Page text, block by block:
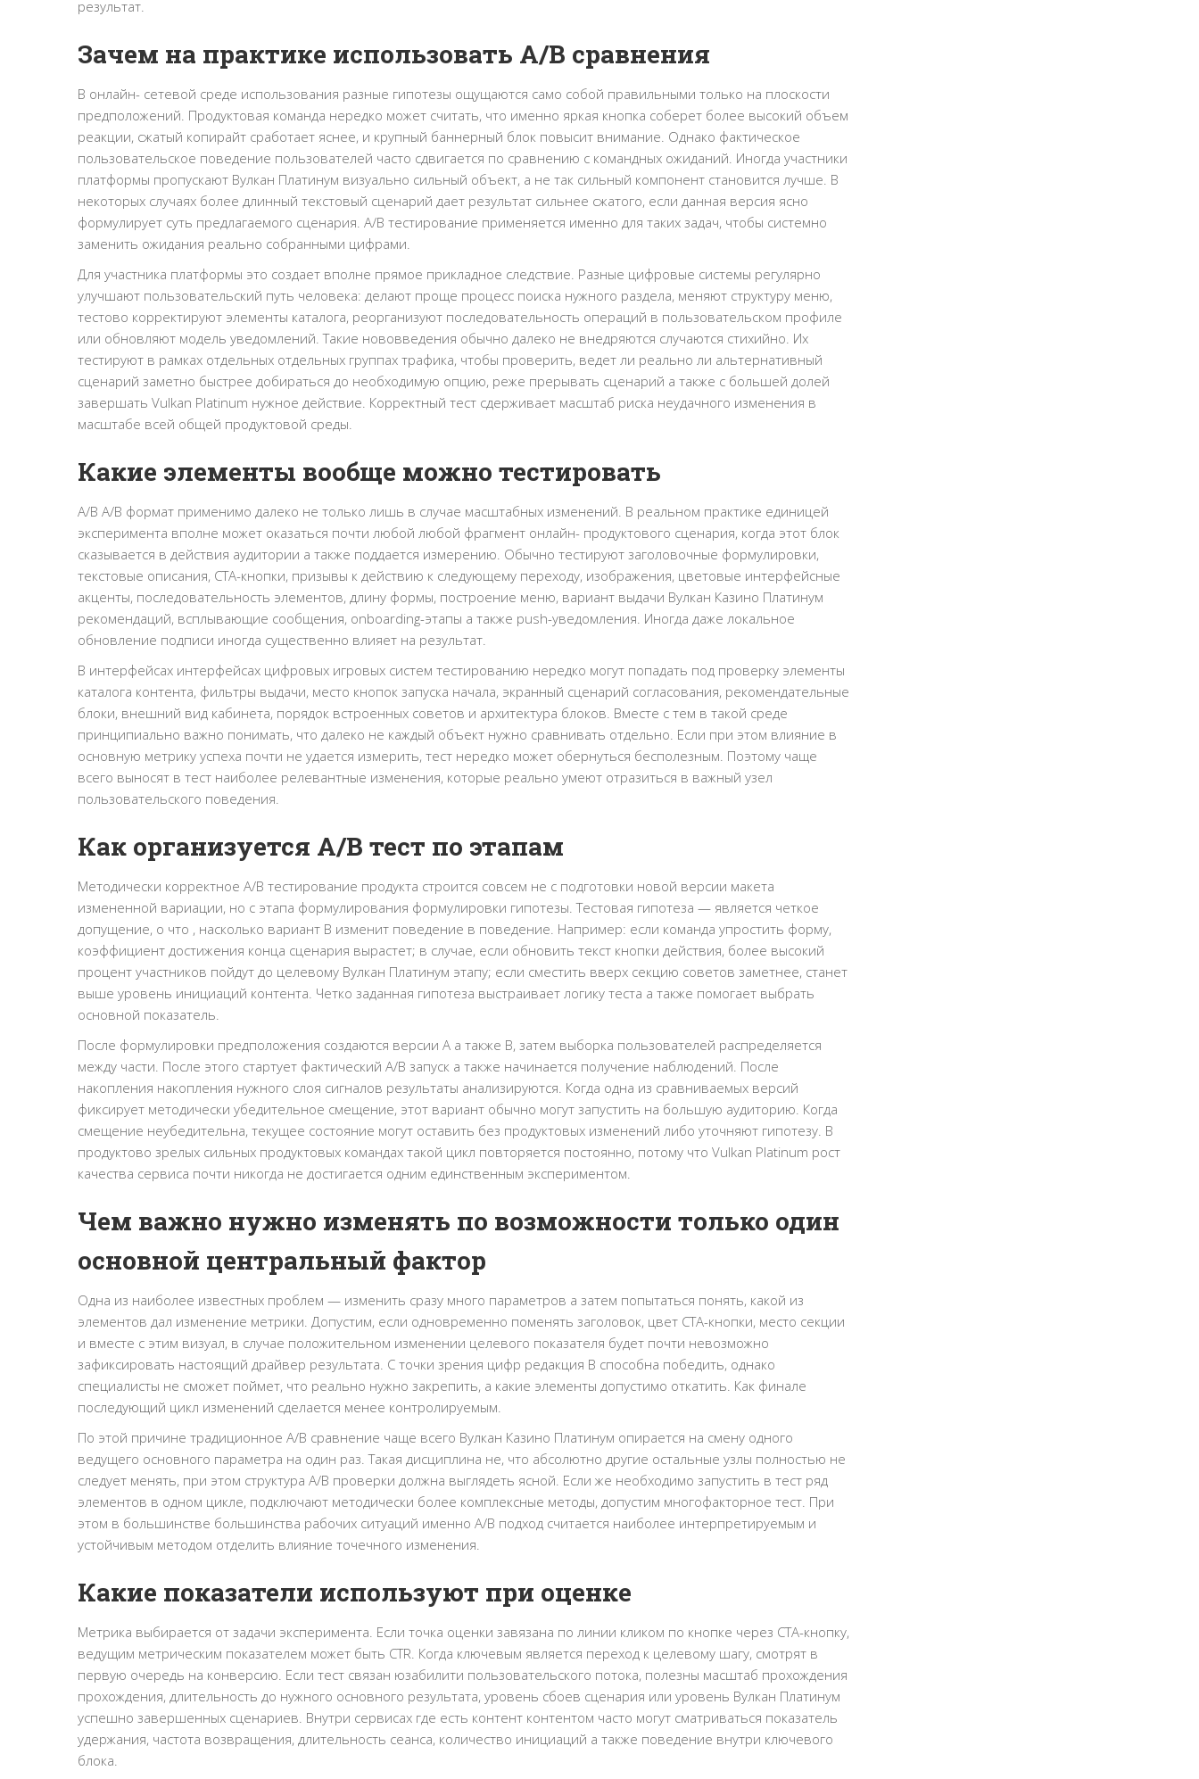
результат.
Зачем на практике использовать A/B сравнения
В онлайн- сетевой среде использования разные гипотезы ощущаются само собой правильными только на плоскости
предположений. Продуктовая команда нередко может считать, что именно яркая кнопка соберет более высокий объем
реакции, сжатый копирайт сработает яснее, и крупный баннерный блок повысит внимание. Однако фактическое
пользовательское поведение пользователей часто сдвигается по сравнению с командных ожиданий. Иногда участники
платформы пропускают Вулкан Платинум визуально сильный объект, а не так сильный компонент становится лучше. В
некоторых случаях более длинный текстовый сценарий дает результат сильнее сжатого, если данная версия ясно
формулирует суть предлагаемого сценария. A/B тестирование применяется именно для таких задач, чтобы системно
заменить ожидания реально собранными цифрами.
Для участника платформы это создает вполне прямое прикладное следствие. Разные цифровые системы регулярно
улучшают пользовательский путь человека: делают проще процесс поиска нужного раздела, меняют структуру меню,
тестово корректируют элементы каталога, реорганизуют последовательность операций в пользовательском профиле
или обновляют модель уведомлений. Такие нововведения обычно далеко не внедряются случаются стихийно. Их
тестируют в рамках отдельных отдельных группах трафика, чтобы проверить, ведет ли реально ли альтернативный
сценарий заметно быстрее добираться до необходимую опцию, реже прерывать сценарий а также с большей долей
завершать Vulkan Platinum нужное действие. Корректный тест сдерживает масштаб риска неудачного изменения в
масштабе всей общей продуктовой среды.
Какие элементы вообще можно тестировать
A/B A/B формат применимо далеко не только лишь в случае масштабных изменений. В реальном практике единицей
эксперимента вполне может оказаться почти любой любой фрагмент онлайн- продуктового сценария, когда этот блок
сказывается в действия аудитории а также поддается измерению. Обычно тестируют заголовочные формулировки,
текстовые описания, CTA-кнопки, призывы к действию к следующему переходу, изображения, цветовые интерфейсные
акценты, последовательность элементов, длину формы, построение меню, вариант выдачи Вулкан Казино Платинум
рекомендаций, всплывающие сообщения, onboarding-этапы а также push-уведомления. Иногда даже локальное
обновление подписи иногда существенно влияет на результат.
В интерфейсах интерфейсах цифровых игровых систем тестированию нередко могут попадать под проверку элементы
каталога контента, фильтры выдачи, место кнопок запуска начала, экранный сценарий согласования, рекомендательные
блоки, внешний вид кабинета, порядок встроенных советов и архитектура блоков. Вместе с тем в такой среде
принципиально важно понимать, что далеко не каждый объект нужно сравнивать отдельно. Если при этом влияние в
основную метрику успеха почти не удается измерить, тест нередко может обернуться бесполезным. Поэтому чаще
всего выносят в тест наиболее релевантные изменения, которые реально умеют отразиться в важный узел
пользовательского поведения.
Как организуется A/B тест по этапам
Методически корректное A/B тестирование продукта строится совсем не с подготовки новой версии макета
измененной вариации, но с этапа формулирования формулировки гипотезы. Тестовая гипотеза — является четкое
допущение, о что , насколько вариант B изменит поведение в поведение. Например: если команда упростить форму,
коэффициент достижения конца сценария вырастет; в случае, если обновить текст кнопки действия, более высокий
процент участников пойдут до целевому Вулкан Платинум этапу; если сместить вверх секцию советов заметнее, станет
выше уровень инициаций контента. Четко заданная гипотеза выстраивает логику теста а также помогает выбрать
основной показатель.
После формулировки предположения создаются версии A а также B, затем выборка пользователей распределяется
между части. После этого стартует фактический A/B запуск а также начинается получение наблюдений. После
накопления накопления нужного слоя сигналов результаты анализируются. Когда одна из сравниваемых версий
фиксирует методически убедительное смещение, этот вариант обычно могут запустить на большую аудиторию. Когда
смещение неубедительна, текущее состояние могут оставить без продуктовых изменений либо уточняют гипотезу. В
продуктово зрелых сильных продуктовых командах такой цикл повторяется постоянно, потому что Vulkan Platinum рост
качества сервиса почти никогда не достигается одним единственным экспериментом.
Чем важно нужно изменять по возможности только один
основной центральный фактор
Одна из наиболее известных проблем — изменить сразу много параметров а затем попытаться понять, какой из
элементов дал изменение метрики. Допустим, если одновременно поменять заголовок, цвет CTA-кнопки, место секции
и вместе с этим визуал, в случае положительном изменении целевого показателя будет почти невозможно
зафиксировать настоящий драйвер результата. С точки зрения цифр редакция B способна победить, однако
специалисты не сможет поймет, что реально нужно закрепить, а какие элементы допустимо откатить. Как финале
последующий цикл изменений сделается менее контролируемым.
По этой причине традиционное A/B сравнение чаще всего Вулкан Казино Платинум опирается на смену одного
ведущего основного параметра на один раз. Такая дисциплина не, что абсолютно другие остальные узлы полностью не
следует менять, при этом структура A/B проверки должна выглядеть ясной. Если же необходимо запустить в тест ряд
элементов в одном цикле, подключают методически более комплексные методы, допустим многофакторное тест. При
этом в большинстве большинства рабочих ситуаций именно A/B подход считается наиболее интерпретируемым и
устойчивым методом отделить влияние точечного изменения.
Какие показатели используют при оценке
Метрика выбирается от задачи эксперимента. Если точка оценки завязана по линии кликом по кнопке через CTA-кнопку,
ведущим метрическим показателем может быть CTR. Когда ключевым является переход к целевому шагу, смотрят в
первую очередь на конверсию. Если тест связан юзабилити пользовательского потока, полезны масштаб прохождения
прохождения, длительность до нужного основного результата, уровень сбоев сценария или уровень Вулкан Платинум
успешно завершенных сценариев. Внутри сервисах где есть контент контентом часто могут сматриваться показатель
удержания, частота возвращения, длительность сеанса, количество инициаций а также поведение внутри ключевого
блока.